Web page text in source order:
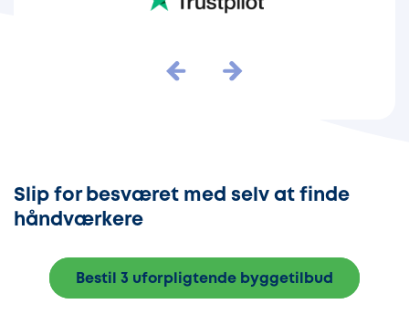
Slip for besværet med selv at finde
håndværkere
Bestil 3 uforpligtende byggetilbud